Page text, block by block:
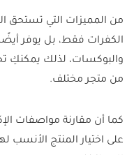
من المميزات التي تستحق
الكفرات فقط، بل يوفر
والبوكسات، لذلك يمكنكِ
من متجر مختلف.
كما أن مقارنة مواصفات
على اختيار المنتج الأنسب